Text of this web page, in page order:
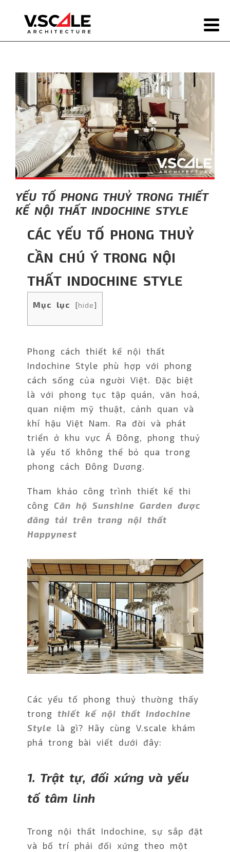
YẾU TỐ PHONG THUỶ TRONG THIẾT
KẾ NỘI THẤT INDOCHINE STYLE
CÁC YẾU TỐ PHONG THUỶ
CẦN CHÚ Ý TRONG NỘI
THẤT INDOCHINE STYLE
Mục lục [hide]
Phong cách thiết kế nội thất
Indochine Style phù hợp với phong
cách sống của người Việt. Đặc biệt
là với phong tục tập quán, văn hoá,
quan niệm mỹ thuật, cảnh quan và
khí hậu Việt Nam. Ra đời và phát
triển ở khu vực Á Đông, phong thuỷ
là yếu tố không thể bỏ qua trong
phong cách Đông Dương.
Tham khảo công trình thiết kế thi
công Căn hộ Sunshine Garden được
đăng tải trên trang nội thất
Happynest
Các yếu tố phong thuỷ thường thấy
trong thiết kế nội thất Indochine
Style là gì? Hãy cùng V.scale khám
phá trong bài viết dưới đây:
1. Trật tự, đối xứng và yếu
tố tâm linh
Trong nội thất Indochine, sự sắp đặt
và bố trí phải đối xứng theo một